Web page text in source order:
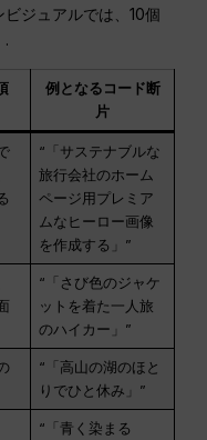
ジュアルでは、10個
.
例となるコード断
片
“「サステナブルな
旅行会社のホーム
ページ用プレミア
ムなヒーロー画像
を作成する」”
“「さび色のジャケ
ットを着た一人旅
のハイカー」”
“「高山の湖のほと
りでひと休み」”
“「青く染まる